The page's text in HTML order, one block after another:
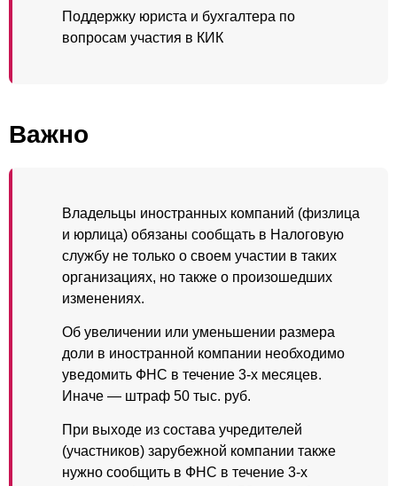
Поддержку юриста и бухгалтера по
вопросам участия в КИК
Важно
Владельцы иностранных компаний (физлица
и юрлица) обязаны сообщать в Налоговую
службу не только о своем участии в таких
организациях, но также о произошедших
изменениях.
Об увеличении или уменьшении размера
доли в иностранной компании необходимо
уведомить ФНС в течение 3-х месяцев.
Иначе — штраф 50 тыс. руб.
При выходе из состава учредителей
(участников) зарубежной компании также
нужно сообщить в ФНС в течение 3-х